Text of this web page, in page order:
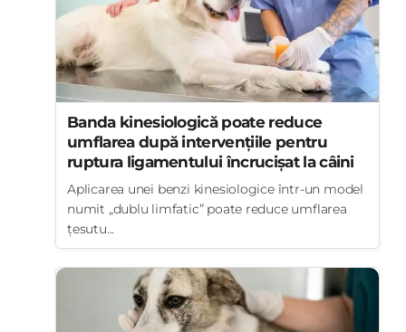
Banda kinesiologică poate reduce
umflarea după intervențiile pentru
ruptura ligamentului încrucișat la câini
Aplicarea unei benzi kinesiologice într-un model
numit „dublu limfatic” poate reduce umflarea
țesutu...